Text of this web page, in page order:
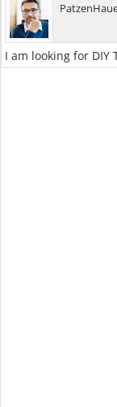
I am looking for DIY